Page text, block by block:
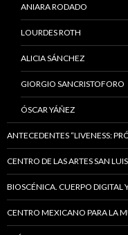
ANIARA RODADO
LOURDES ROTH
ALICIA SÁNCHEZ
GIORGIO SANCRISTOFORO
ÓSCAR YÁÑEZ
ANTECEDENTES “LIVENESS:
CENTRO DE LAS ARTES SAN
BIOSCÉNICA. CUERPO DIGITAL
CENTRO MEXICANO PARA LA